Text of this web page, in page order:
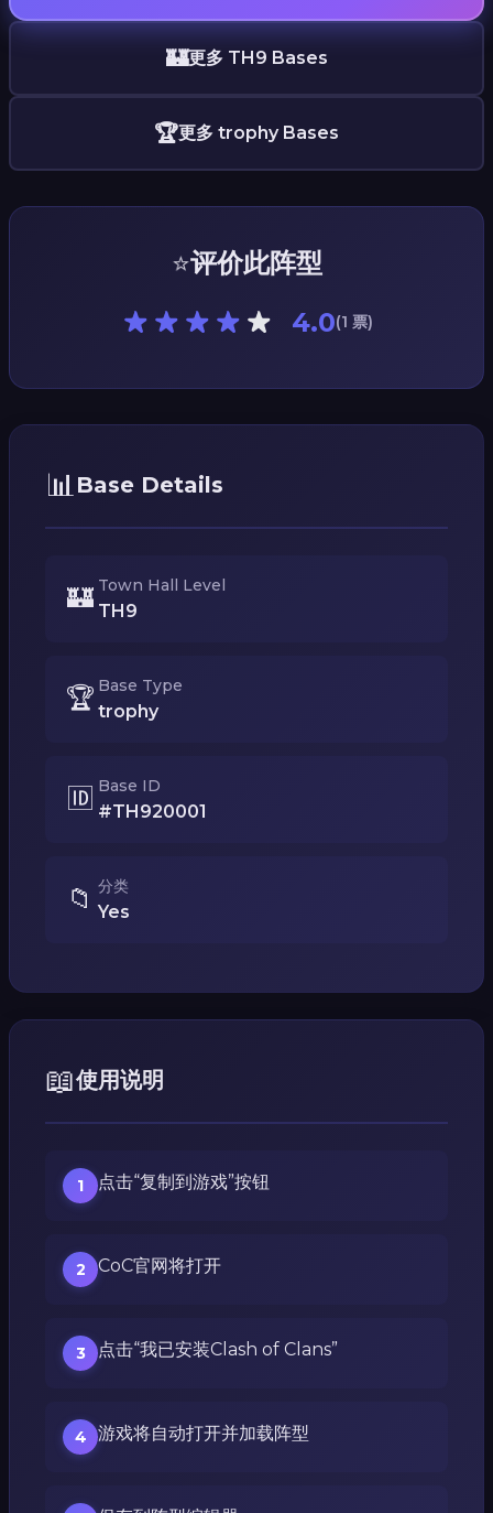
🏰更多 TH9 Bases
🏆更多 trophy Bases
⭐评价此阵型
4.0(1 票)
📊 Base Details
🏰 Town Hall Level
TH9
🏆 Base Type
trophy
🆔 Base ID
#TH920001
📁 分类
Yes
📖使用说明
1 点击“复制到游戏”按钮
2 CoC官网将打开
3 点击“我已安装Clash of Clans”
4 游戏将自动打开并加载阵型